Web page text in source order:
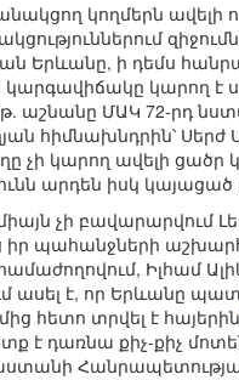
կողմերն
Երևանը, ի դեմս
կարող է
աշնանը ՄԱԿ 72-րդ
հիմնախնդրին՝ Սերժ
չի կարող ավելի
արդեն իսկ
չի բավարարվում
պահանջների
Իլհամ
ասել է, որ Երևանը
հետո տրվել է հայերին
դառնա քիչ-քիչ